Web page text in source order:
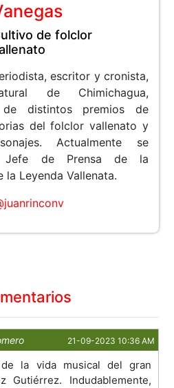
de folclor
escritor y cronista,
de Chimichagua,
distintos premios de
del folclor vallenato y
Actualmente se
Jefe de Prensa de la
la Leyenda Vallenata.
21-09-2023 10:36 AM
de la vida musical del gran
Gutiérrez. Indudablemente,